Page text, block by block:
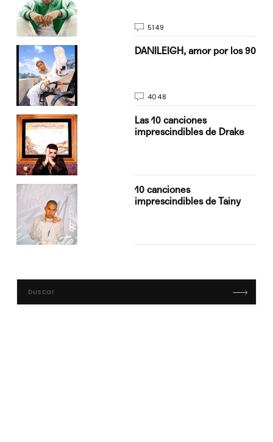
5149
DANILEIGH, amor por los 90
4048
Las 10 canciones
imprescindibles de Drake
10 canciones
imprescindibles de Tainy